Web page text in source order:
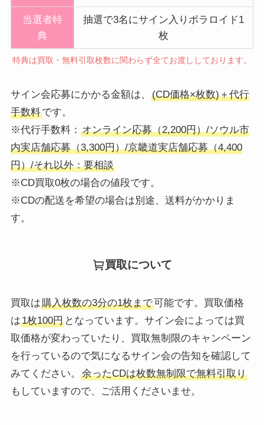
当選者特
典
抽選で3名にサイン入りポラロイド1
枚
特典は買取・無料引取枚数に関わらず全てお渡ししております。
サイン会応募にかかる金額は、
(CD価格×枚数)＋代行
手数料です。
※代行手数料： オンライン応募（2,200円）/ソウル市
内実店舗応募（3,300円）/京畿道実店舗応募（4,400
円）/それ以外：要相談
※CD買取0枚の場合の値段です。
※CDの配送を希望の場合は別途、送料がかかりま
す。
買取について
買取は購入枚数の3分の1枚まで可能です。買取価格
は1枚100円となっています。サイン会によっては買
取価格が変わっていたり、買取無制限のキャンペーン
を行っているので気になるサイン会の告知を確認して
みてください。
余ったCDは枚数無制限で無料引取り
もしていますので、ご活用くださいませ。